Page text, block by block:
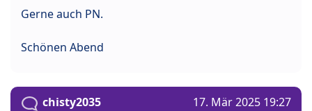
Gerne auch PN.
Schönen Abend
chisty2035 17. Mär 2025 19:27